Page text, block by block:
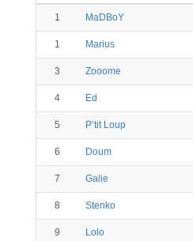
1 MaDBoY
1 Marius
3 Zooome
4 Ed
5 P’tit Loup
6 Doum
7 Galie
8 Stenko
9 Lolo